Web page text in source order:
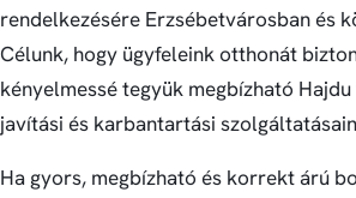
rendelkezésére Erzsébetvárosban és
Célunk, hogy ügyfeleink otthonát
kényelmessé tegyük megbízható
javítási és karbantartási
Ha gyors, megbízható és korrekt árú